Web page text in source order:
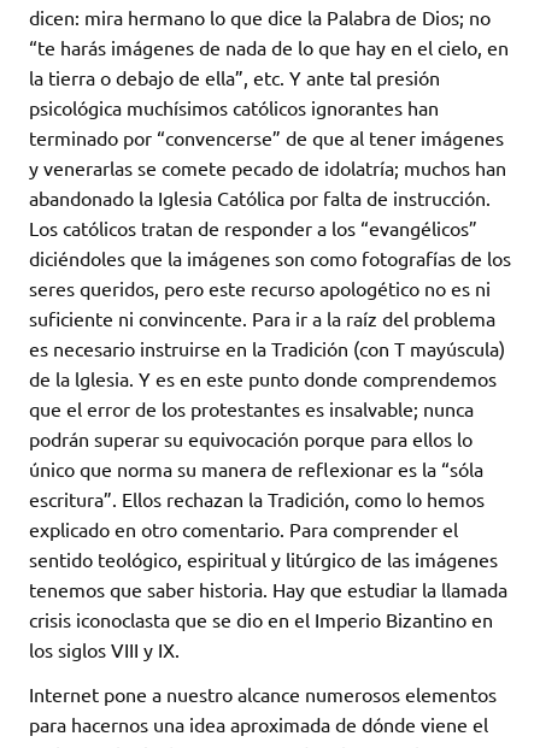
dicen: mira hermano lo que dice la Palabra de Dios; no
“te harás imágenes de nada de lo que hay en el cielo, en
la tierra o debajo de ella”, etc. Y ante tal presión
psicológica muchísimos católicos ignorantes han
terminado por “convencerse” de que al tener imágenes
y venerarlas se comete pecado de idolatría; muchos han
abandonado la Iglesia Católica por falta de instrucción.
Los católicos tratan de responder a los “evangélicos”
diciéndoles que la imágenes son como fotografías de los
seres queridos, pero este recurso apologético no es ni
suficiente ni convincente. Para ir a la raíz del problema
es necesario instruirse en la Tradición (con T mayúscula)
de la lglesia. Y es en este punto donde comprendemos
que el error de los protestantes es insalvable; nunca
podrán superar su equivocación porque para ellos lo
único que norma su manera de reflexionar es la “sóla
escritura”. Ellos rechazan la Tradición, como lo hemos
explicado en otro comentario. Para comprender el
sentido teológico, espiritual y litúrgico de las imágenes
tenemos que saber historia. Hay que estudiar la llamada
crisis iconoclasta que se dio en el Imperio Bizantino en
los siglos VIII y IX.
Internet pone a nuestro alcance numerosos elementos
para hacernos una idea aproximada de dónde viene el